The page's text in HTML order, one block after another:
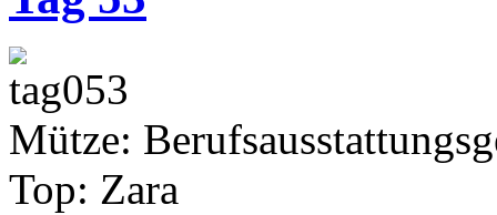
Mütze:
Top: Zara